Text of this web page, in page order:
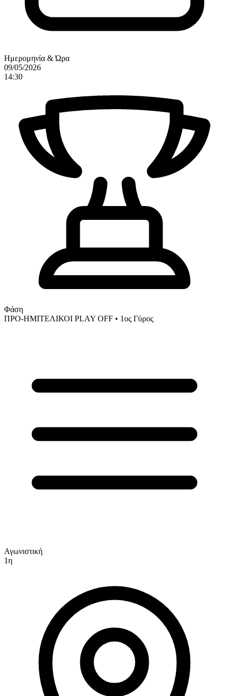
Ημερομηνία & Ώρα
09/05/2026
14:30
Φάση
ΠΡΟ-ΗΜΙΤΕΛΙΚΟΙ PLAY OFF • 1ος Γύρος
Αγωνιστική
1η